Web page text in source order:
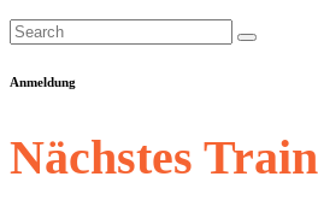
Anmeldung
Nächstes